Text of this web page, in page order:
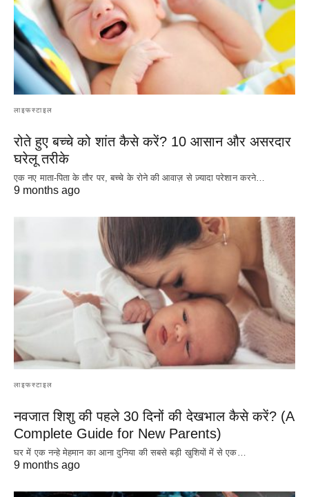
लाइफस्टाइल
रोते हुए बच्चे को शांत कैसे करें? 10 आसान और असरदार
घरेलू तरीके
एक नए माता-पिता के तौर पर, बच्चे के रोने की आवाज़ से ज़्यादा परेशान करने…
9 months ago
लाइफस्टाइल
नवजात शिशु की पहले 30 दिनों की देखभाल कैसे करें? (A
Complete Guide for New Parents)
घर में एक नन्हे मेहमान का आना दुनिया की सबसे बड़ी खुशियों में से एक…
9 months ago